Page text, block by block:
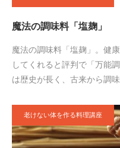
魔法の調味料「塩麹」
魔法の調味料「塩麹」。健
してくれると評判で「万能
は歴史が長く、古来から調
老けない体を作る料理講座